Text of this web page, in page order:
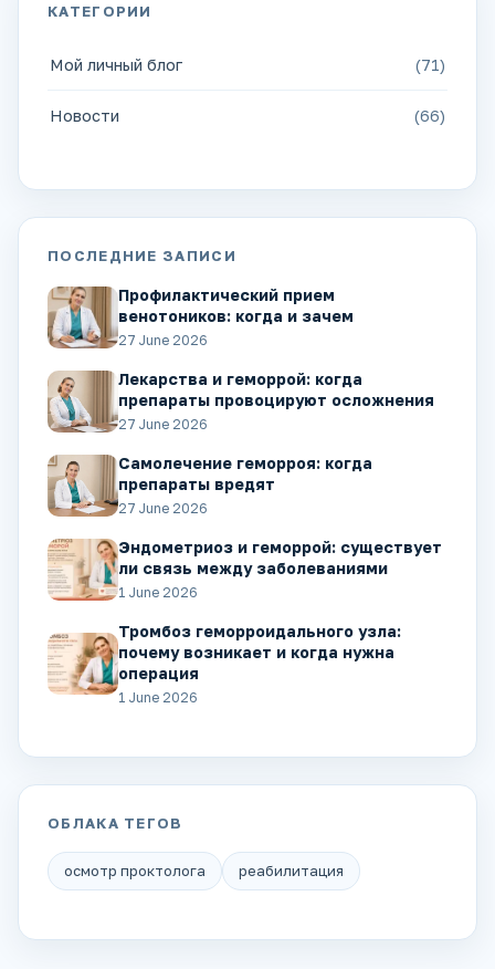
КАТЕГОРИИ
Мой личный блог (71)
Новости (66)
ПОСЛЕДНИЕ ЗАПИСИ
Профилактический прием
венотоников: когда и зачем
27 June 2026
Лекарства и геморрой: когда
препараты провоцируют осложнения
27 June 2026
Самолечение геморроя: когда
препараты вредят
27 June 2026
Эндометриоз и геморрой: существует
ли связь между заболеваниями
1 June 2026
Тромбоз геморроидального узла:
почему возникает и когда нужна
операция
1 June 2026
ОБЛАКА ТЕГОВ
осмотр проктолога реабилитация